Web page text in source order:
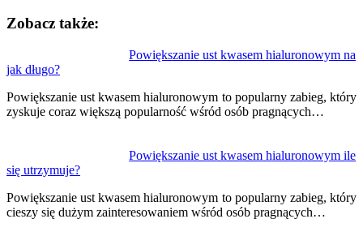
Zobacz także:
Powiększanie ust kwasem hialuronowym na
jak długo?
Powiększanie ust kwasem hialuronowym to popularny zabieg, który
zyskuje coraz większą popularność wśród osób pragnących…
Powiększanie ust kwasem hialuronowym ile
się utrzymuje?
Powiększanie ust kwasem hialuronowym to popularny zabieg, który
cieszy się dużym zainteresowaniem wśród osób pragnących…
wpisu